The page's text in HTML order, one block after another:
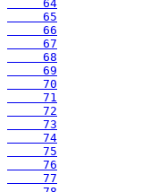
     64
     65
     66
     67
     68
     69
     70
     71
     72
     73
     74
     75
     76
     77